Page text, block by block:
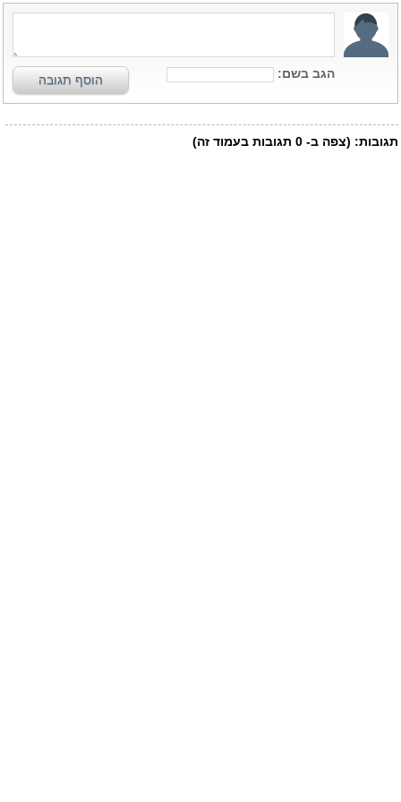
הגב בשם: הוסף תגובה
תגובות: (צפה ב- 0 תגובות בעמוד זה)